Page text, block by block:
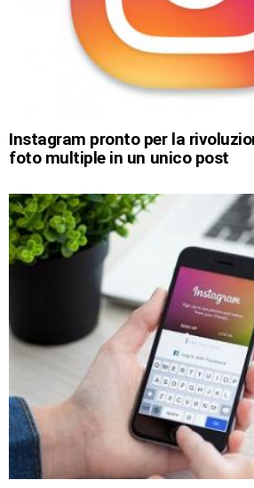
Instagram pronto per la
foto multiple in un unico post